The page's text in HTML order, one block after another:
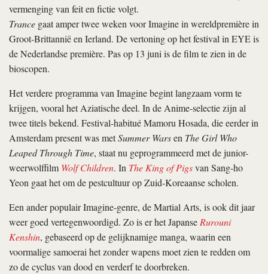
vermenging van feit en fictie volgt.
Trance gaat amper twee weken voor Imagine in wereldpremière in
Groot-Brittannië en Ierland. De vertoning op het festival in EYE is
de Nederlandse première. Pas op 13 juni is de film te zien in de
bioscopen.
Het verdere programma van Imagine begint langzaam vorm te
krijgen, vooral het Aziatische deel. In de Anime-selectie zijn al
twee titels bekend. Festival-habitué Mamoru Hosada, die eerder in
Amsterdam present was metSummer Warsen The Girl Who
Leaped Through Time, staat nu geprogrammeerd met de junior-
weerwolffilm Wolf Children. In The King of Pigsvan Sang-ho
Yeon gaat het om de pestcultuur op Zuid-Koreaanse scholen.
Een ander populair Imagine-genre, de Martial Arts, is ook dit jaar
weer goed vertegenwoordigd. Zo is er het JapanseRurouni
Kenshin, gebaseerd op de gelijknamige manga, waarin een
voormalige samoerai het zonder wapens moet zien te redden om
zo de cyclus van dood en verderf te doorbreken.